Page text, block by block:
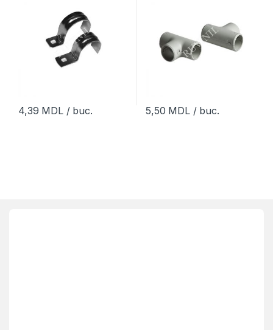
4,39 MDL/ buc. 5,50 MDL/ buc.